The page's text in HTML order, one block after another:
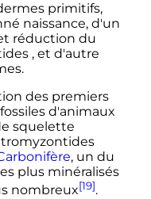
primitifs,
naissance, d'un
réduction du
, et d'autre
des premiers
d'animaux
squelette
, un du
plus minéralisés
nombreux[19].